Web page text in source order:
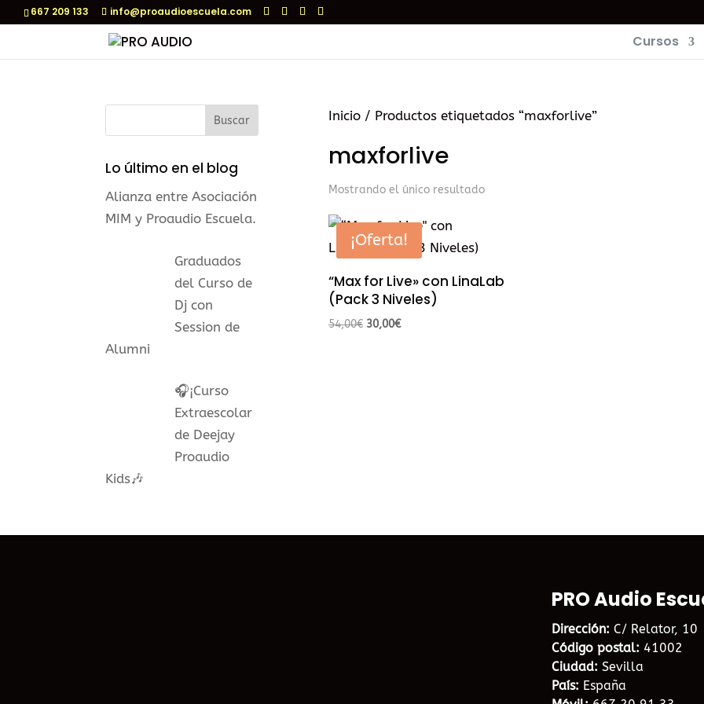
667 209 133 info@proaudioescuela.com
Cursos
Inicio/ Productos etiquetados “maxforlive”
maxforlive
Mostrando el único resultado
¡Oferta!
“Max for Live» con LinaLab
(Pack 3 Niveles)
54,00€ El
30,00€El
Lo último en el blog
Alianza entre Asociación
MIM y Proaudio Escuela.
Graduados
del Curso de
Dj con
Session de
Alumni
🎧¡Curso
Extraescolar
de Deejay
Proaudio
Kids🎶
PRO Audio
Dirección: C/ Relator, 10
Código postal: 41002
Ciudad: Sevilla
País: España